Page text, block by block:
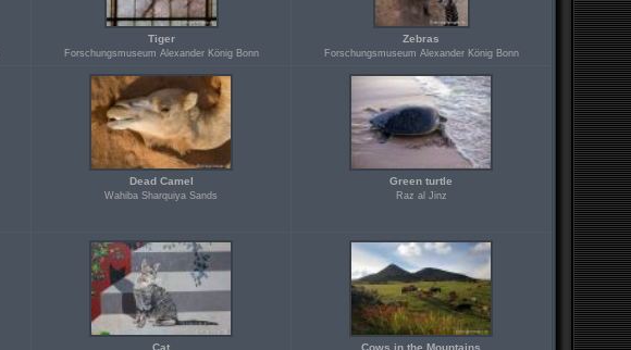
Tiger
Forschungsmuseum Alexander König Bonn
Zebras
Forschungsmuseum Alexander König Bonn
Dead Camel
Wahiba Sharquiya Sands
Green turtle
Raz al Jinz
Cat Cows in the Mountains